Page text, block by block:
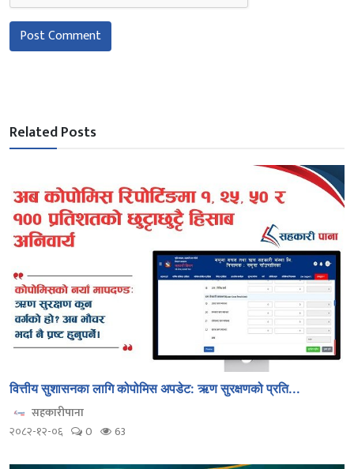
Post Comment
Related Posts
वित्तीय सुशासनका लागि कोपोमिस अपडेट: ऋण सुरक्षणको प्रति...
सहकारीपाना
२०८२-१२-०६
0 63